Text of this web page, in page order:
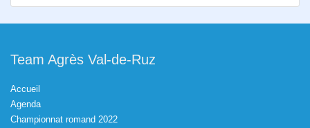
Team Agrès Val-de-Ruz
Accueil
Agenda
Championnat romand 2022